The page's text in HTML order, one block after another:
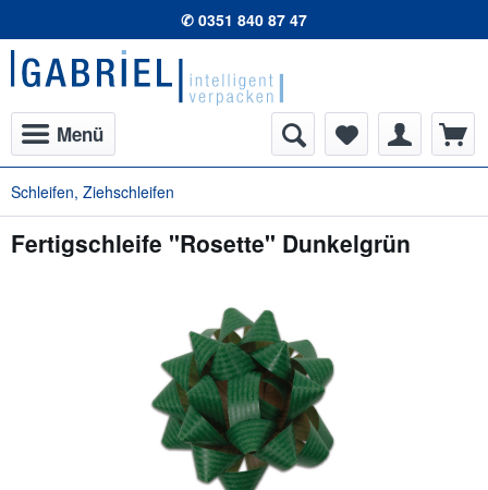
✆ 0351 840 87 47
Menü
Schleifen, Ziehschleifen
Fertigschleife "Rosette" Dunkelgrün